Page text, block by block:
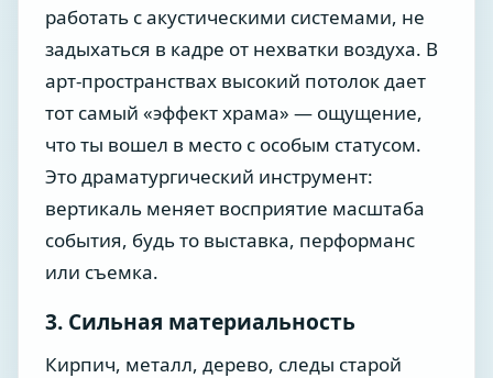
работать с акустическими системами, не
задыхаться в кадре от нехватки воздуха. В
арт-пространствах высокий потолок дает
тот самый «эффект храма» — ощущение,
что ты вошел в место с особым статусом.
Это драматургический инструмент:
вертикаль меняет восприятие масштаба
события, будь то выставка, перформанс
или съемка.
3. Сильная материальность
Кирпич, металл, дерево, следы старой